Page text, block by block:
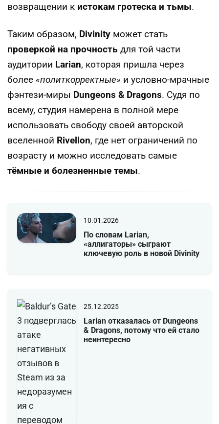
возвращении к истокам гротеска и тьмы.
Таким образом, Divinity может стать
проверкой на прочность для той части
аудитории Larian, которая пришла через
более «политкорректные» и условно-мрачные
фэнтези-миры Dungeons & Dragons. Судя по
всему, студия намерена в полной мере
использовать свободу своей авторской
вселенной Rivellon, где нет ограничений по
возрасту и можно исследовать самые
тёмные и болезненные темы.
10.01.2026
По словам Larian,
«аллигаторы» сыграют
ключевую роль в новой Divinity
25.12.2025
Larian отказалась от Dungeons
& Dragons, потому что ей стало
неинтересно